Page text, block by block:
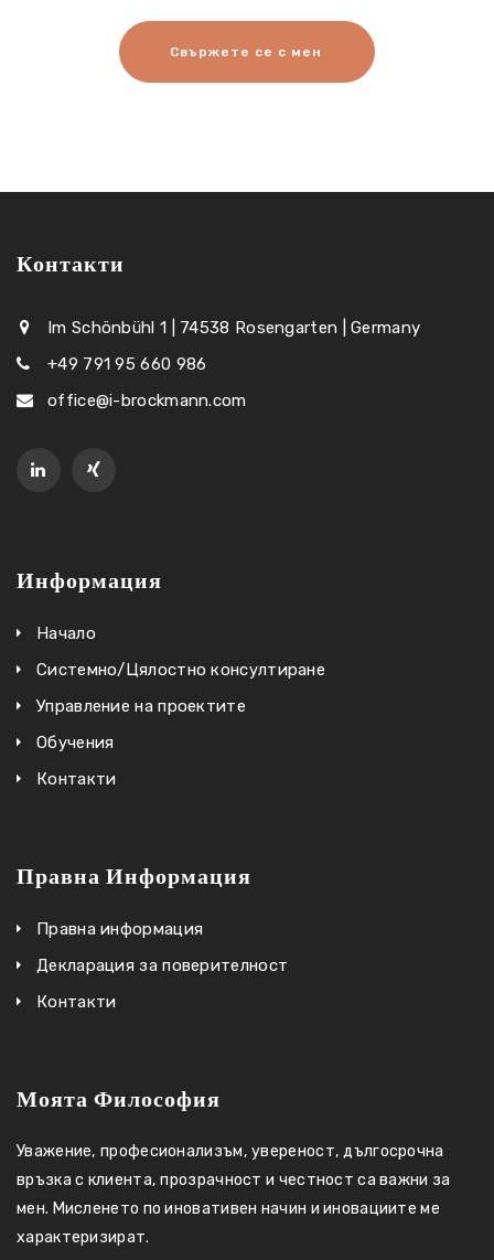
Свържете се с мен
Контакти
Im Schönbühl 1 | 74538 Rosengarten | Germany
+49 791 95 660 986
office@i-brockmann.com
Информация
Начало
Системно/Цялостно консултиране
Управление на проектите
Обучения
Контакти
Правна Информация
Правна информация
Декларация за поверителност
Контакти
Моята Философия
Уважение, професионализъм, увереност, дългосрочна
връзка с клиента, прозрачност и честност са важни за
мен. Мисленето по иновативен начин и иновациите ме
характеризират.